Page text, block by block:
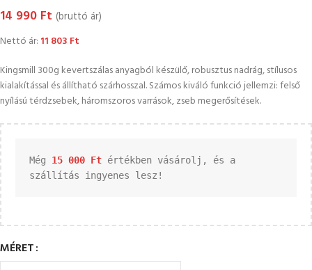
14 990 Ft (bruttó ár)
Nettó ár: 11 803 Ft
Kingsmill 300g kevertszálas anyagból készülő, robusztus nadrág, stílusos
kialakítással és állítható szárhosszal. Számos kiváló funkció jellemzi: felső
nyílású térdzsebek, háromszoros varrások, zseb megerősítések.
Még 15 000 Ft értékben vásárolj, és a
szállítás ingyenes lesz!
MÉRET